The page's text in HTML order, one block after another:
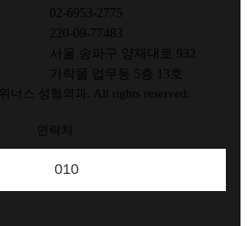
02-6953-2775
220-09-77483
서울 송파구 양재대로 932
가락몰 업무동 5층 13호
너스 성형외과. All rights reserved.
연락처